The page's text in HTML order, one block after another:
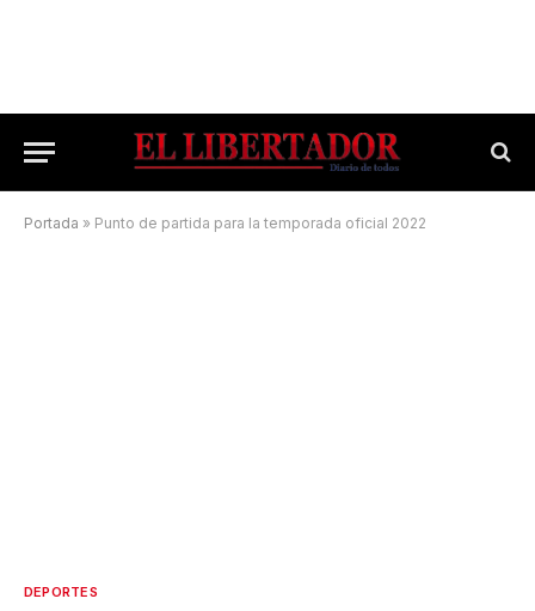
Portada » Punto de partida para la temporada oficial 2022
DEPORTES